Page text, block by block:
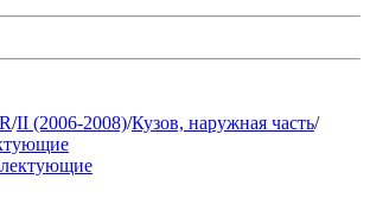
/II (2006-2008)/Кузов, наружная часть/